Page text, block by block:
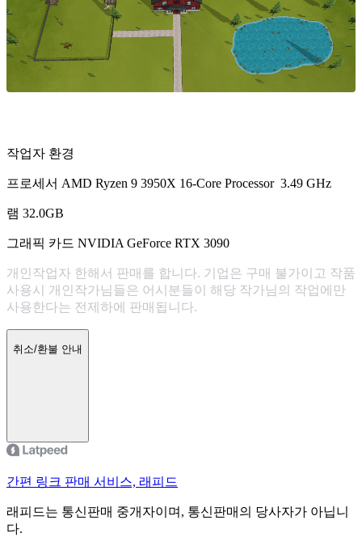
작업자 환경
프로세서 AMD Ryzen 9 3950X 16-Core Processor 3.49 GHz
램 32.0GB
그래픽 카드 NVIDIA GeForce RTX 3090
개인작업자 한해서 판매를 합니다. 기업은 구매 불가이고 작품
사용시 개인작가님들은 어시분들이 해당 작가님의 작업에만
사용한다는 전제하에 판매됩니다.
취소/환불 안내
간편 링크 판매 서비스, 래피드
래피드는 통신판매 중개자이며, 통신판매의 당사자가 아닙니
다.